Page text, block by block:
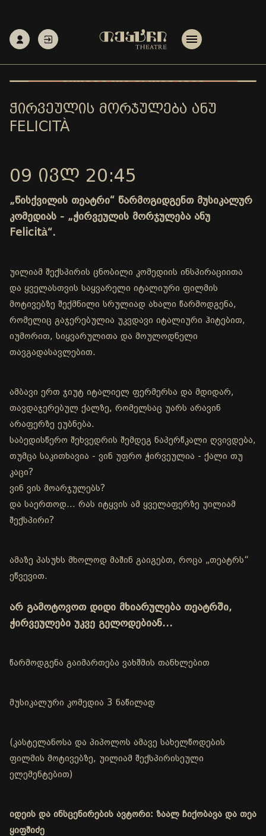
ᲭᲘᲠᲕᲔᲣᲚᲘᲡ ᲛᲝᲠᲯᲣᲚᲔᲑᲐ ᲐᲜᲣ
FELICITÀ
09 ᲘᲕᲚ 20:45
„წისქვილის თეატრი“ წარმოგიდგენთ მუსიკალურ
კომედიას - „ჭირვეულის მორჯულება ანუ
Felicità“.
უილიამ შექსპირის ცნობილი კომედიის ინსპირაციითა
და ყველასთვის საყვარელი იტალიური ფილმის
მოტივებზე შექმნილი სრულიად ახალი წარმოდგენა,
რომელიც გაჯერებულია უკვდავი იტალიური ჰიტებით,
იუმორით, სიყვარულითა და მოულოდნელი
თავგადასავლებით.
ამბავი ერთ ჯიუტ იტალიელ ფერმერსა და მდიდარ,
თავდაჯერებულ ქალზე, რომელსაც უარს არავინ
არაფერზე ეუბნება.
საბედისწერო შეხვედრის შემდეგ ნაპერწკალი ღვივდება,
თუმცა საკითხავია - ვინ უფრო ჭირვეულია - ქალი თუ
კაცი?
ვინ ვის მოარჯულებს?
და საერთოდ… რას იტყვის ამ ყველაფერზე უილიამ
შექსპირი?
ამაზე პასუხს მხოლოდ მაშინ გაიგებთ, როცა „თეატრს“
ეწვევით.
არ გამოტოვოთ დიდი მხიარულება თეატრში,
ჭირვეულები უკვე გელოდებიან…
წარმოდგენა გაიმართება ვახშმის თანხლებით
მუსიკალური კომედია 3 ნაწილად
(კასტელანოსა და პიპოლოს ამავე სახელწოდების
ფილმის მოტივებზე, უილიამ შექსპირისეული
ელემენტებით)
იდეის და ინსცენირების ავტორი: ზაალ ჩიქობავა და თეა
ყიფშიძე